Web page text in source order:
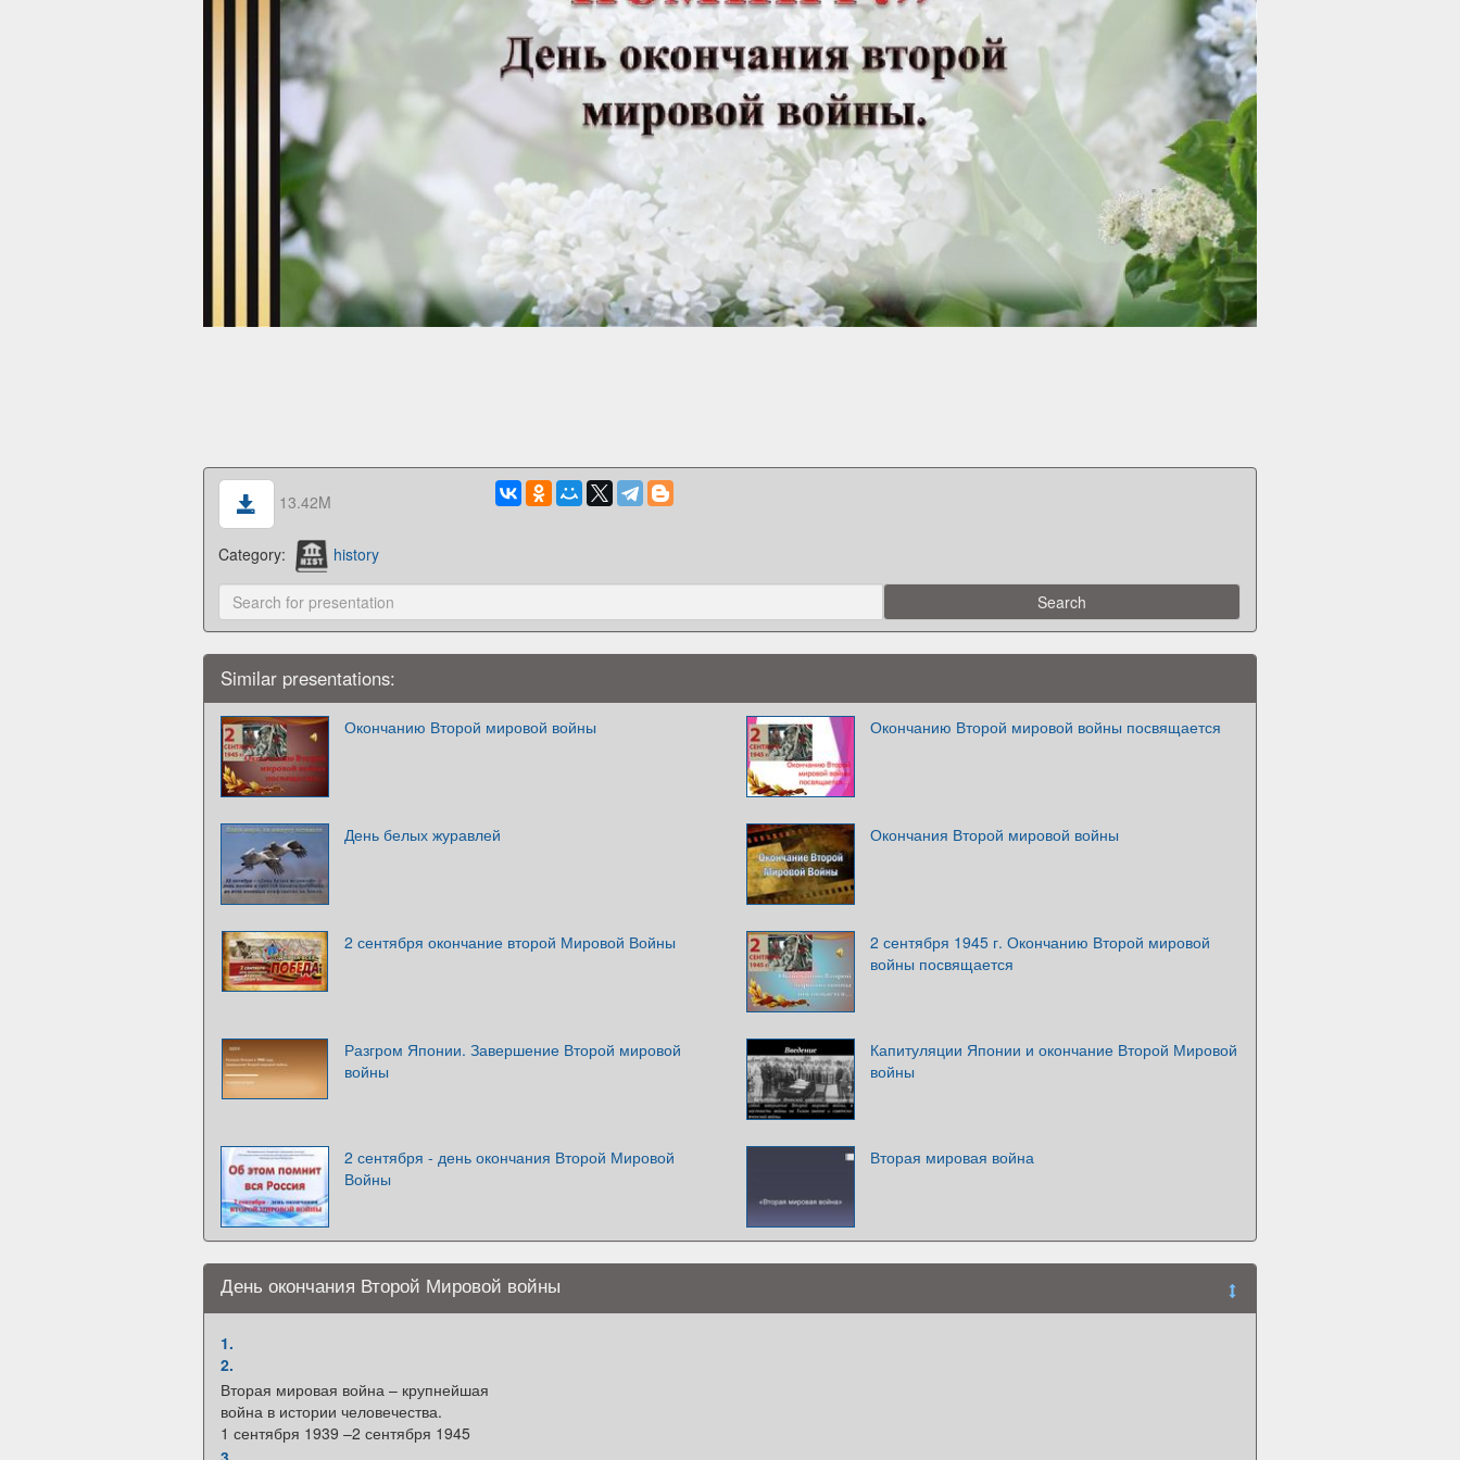
13.42M
Category: history
Similar presentations:
Окончанию Второй мировой войны Окончанию Второй мировой войны посвящается
День белых журавлей Окончания Второй мировой войны
2 сентября окончание второй Мировой Войны
2 сентября 1945 г. Окончанию Второй мировой
войны посвящается
Разгром Японии. Завершение Второй мировой
войны
Капитуляции Японии и окончание Второй Мировой
войны
2 сентября - день окончания Второй Мировой
Войны
Вторая мировая война
День окончания Второй Мировой войны
1.
2.
Вторая мировая война – крупнейшая
война в истории человечества.
1 сентября 1939 –2 сентября 1945